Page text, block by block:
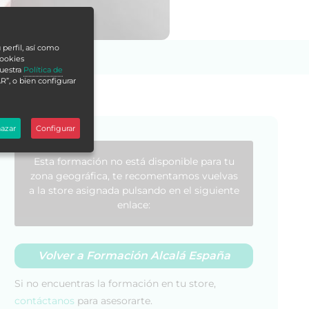
Esta formación no está disponible para tu
zona geográfica, te recomentamos vuelvas
a la store asignada pulsando en el siguiente
enlace:
Volver a Formación Alcalá España
Si no encuentras la formación en tu store,
contáctanos para asesorarte.
perfil, así como
Política de
o bien configurar
Configurar